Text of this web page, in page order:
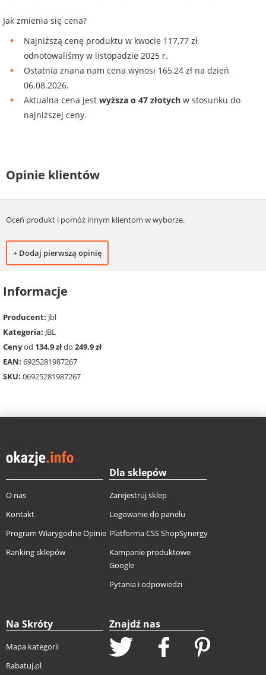
Jak zmienia się cena?
Najniższą cenę produktu w kwocie 117,77 zł
odnotowaliśmy w listopadzie 2025 r.
Ostatnia znana nam cena wynosi 165,24 zł na dzień
06.08.2026.
Aktualna cena jest wyższa o 47 złotych w stosunku do
najniższej ceny.
Opinie klientów
Oceń produkt i pomóż innym klientom w wyborze.
+ Dodaj pierwszą opinię
Informacje
Producent: Jbl
Kategoria: JBL
Cenyod 134.9 złdo 249.9 zł
EAN: 6925281987267
SKU: 06925281987267
O nas
Kontakt
Program Wiarygodne Opinie
Ranking sklepów
Dla sklepów
Zarejestruj sklep
Logowanie do panelu
Platforma CSS ShopSynergy
Kampanie produktowe
Google
Pytania i odpowiedzi
Na Skróty
Mapa kategorii
Rabatuj.pl
Znajdź nas